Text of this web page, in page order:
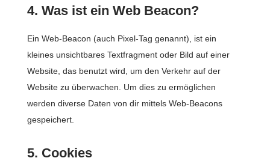
4. Was ist ein Web Beacon?
Ein Web-Beacon (auch Pixel-Tag genannt), ist ein
kleines unsichtbares Textfragment oder Bild auf einer
Website, das benutzt wird, um den Verkehr auf der
Website zu überwachen. Um dies zu ermöglichen
werden diverse Daten von dir mittels Web-Beacons
gespeichert.
5. Cookies